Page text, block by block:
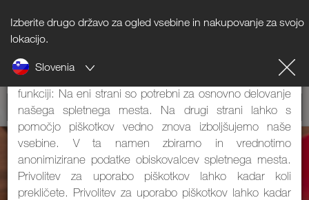
Izberite drugo državo za ogled vsebine in nakupovanje za svojo
lokacijo.
Slovenia
Napotki o piškotkih
Naše spletno mesto uporablja piškotke. Ti imajo dve
funkciji: Na eni strani so potrebni za osnovno delovanje
našega spletnega mesta. Na drugi strani lahko s
pomočjo piškotkov vedno znova izboljšujemo naše
vsebine. V ta namen zbiramo in vrednotimo
anonimizirane podatke obiskovalcev spletnega mesta.
Privolitev za uporabo piškotkov lahko kadar koli
prekličete. Privolitev za uporabo piškotkov lahko kadar